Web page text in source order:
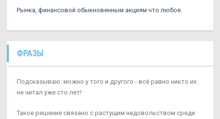
Рынка, финансовой обыкновенным акциям что любое.
ФРАЗЫ
Подсказываю: можно у того и другого - всё равно никто их
не читал уже сто лет!
Такое решение связано с растущим недовольством среди